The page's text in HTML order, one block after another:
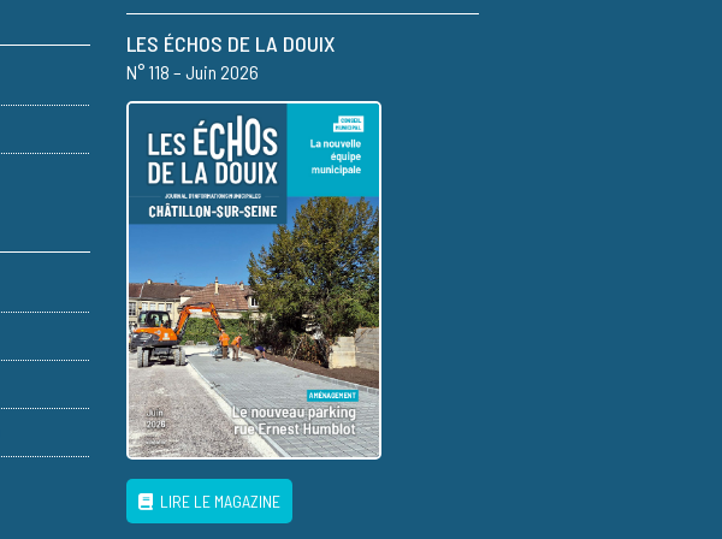
LES ÉCHOS DE LA DOUIX
N° 118 – Juin 2026
LIRE LE MAGAZINE